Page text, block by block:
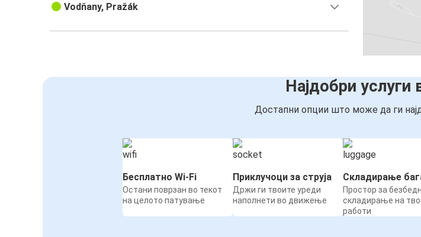
Vodňany, Pražák
Најдобри услуги
Достапни опции што може да ги
Бесплатно Wi-Fi
Остани поврзан во текот
на целото патување
Приклучоци за струја
Држи ги твоите уреди
наполнети во движење
Складирање
Простор за
складирање на
работи